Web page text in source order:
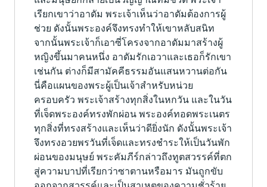
เรียกเขาว่าอาดัม พระเจ้าเห็นว่าอาดัมต้องการผู้
ช่วย ดังนั้นพระองค์จึงทรงทำให้เขาหลับสนิท
จากนั้นพระเจ้าก็เอาซี่โครงจากอาดัมมาสร้างผู้
หญิงขึ้นมาคนหนึ่ง อาดัมรักเอวาและเธอก็รักเขา
เช่นกัน ต่างก็มีสามัคคีธรรมอันแสนหวานต่อกัน
นี่คือแผนของพระผู้เป็นเจ้าสำหรับหน่วย
ครอบครัว พระเจ้าสร้างทุกสิ่งในหกวัน และในวัน
ที่เจ็ดพระองค์ทรงพักผ่อน พระองค์ทอดพระเนตร
ทุกสิ่งที่ทรงสร้างและเห็นว่าดียิ่งนัก ดังนั้นพระเจ้า
จึงทรงอวยพรวันที่เจ็ดและทรงชำระให้เป็นวันพัก
ผ่อนของมนุษย์ พระคัมภีร์กล่าวถึงทูตสวรรค์ที่ตก
สู่ความบาปที่เรียกว่าซาตานหรือมาร มันถูกขับ